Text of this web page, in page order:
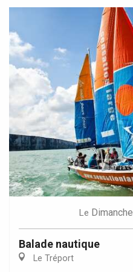
Le Dimanche
Balade nautique
Le Tréport